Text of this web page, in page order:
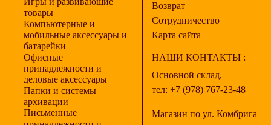
товары
Компьютерные и
мобильные аксессуары и
батарейки
Офисные
принадлежности и
деловые аксессуары
Папки и системы
архивации
Письменные
Возврат
Сотрудничество
Карта сайта
НАШИ КОНТАКТЫ :
Основной склад,
тел: +7 (978) 767-23-48
Магазин по ул. Комбрига